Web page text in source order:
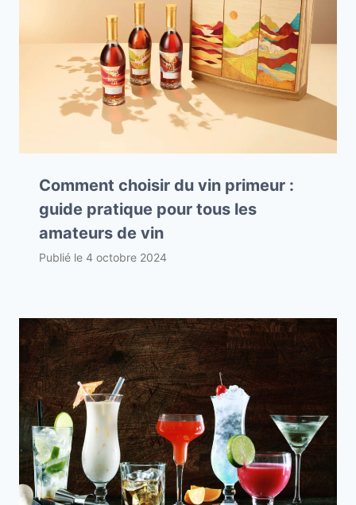
Comment choisir du vin primeur :
guide pratique pour tous les
amateurs de vin
Publié le 4 octobre 2024